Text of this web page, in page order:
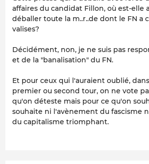
affaires du candidat Fillon, où est-elle
déballer toute la m..r..de dont le FN a
valises?
Décidément, non, je ne suis pas
et de la "banalisation" du FN.
Et pour ceux qui l'auraient oublié,
premier ou second tour, on ne vote
qu'on déteste mais pour ce qu'on
souhaite ni l'avènement du fascisme
du capitalisme triomphant.